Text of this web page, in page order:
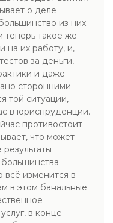
о деле
из них
теперь такое же
на их работу, и,
за деньги,
и даже
сторонними
той ситуации,
в юриспруденции.
противостоит
что может
изменится в
в этом банальные
в конце